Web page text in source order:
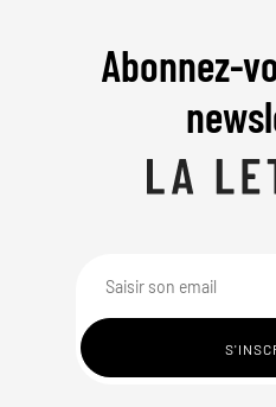
Abonnez-